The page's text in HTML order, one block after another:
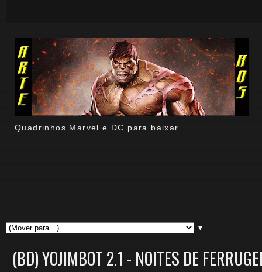
Quadrinhos Marvel e DC para baixar.
▼
(BD) YOJIMBOT 2.1 - NOITES DE